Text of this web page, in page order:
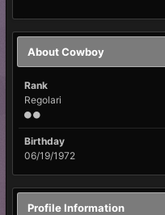
About Cowboy
Rank
Regolari
Birthday
06/19/1972
Profile Information